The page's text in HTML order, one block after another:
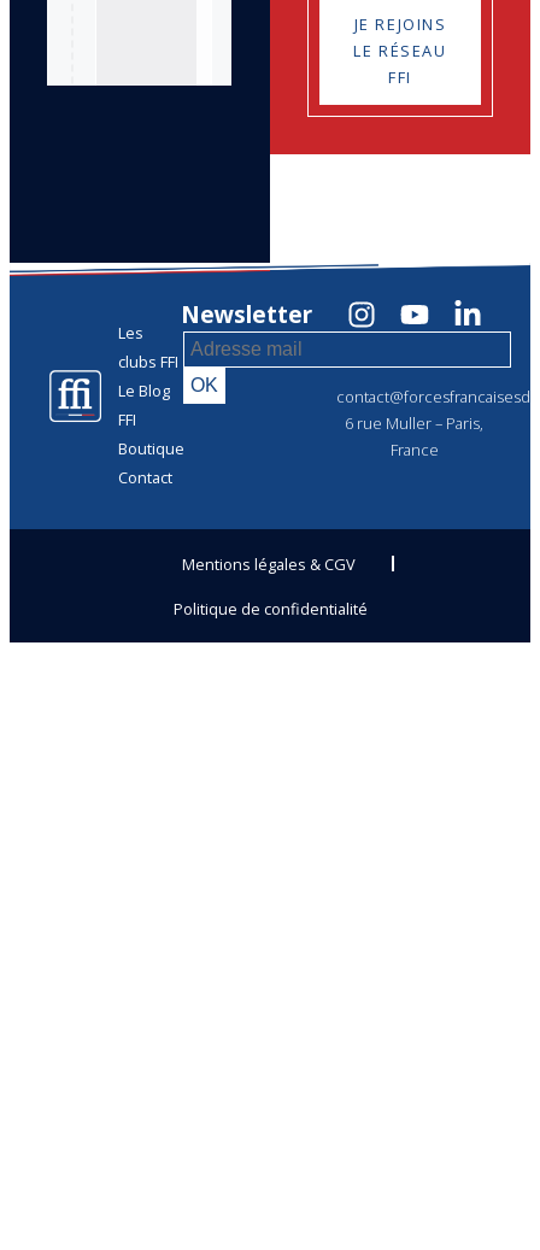
JE REJOINS
LE RÉSEAU
FFI
Les
clubs FFI
Le Blog
FFI
Boutique
Contact
6 rue Muller – Paris,
France
Newsletter
Mentions légales & CGV
Politique de confidentialité